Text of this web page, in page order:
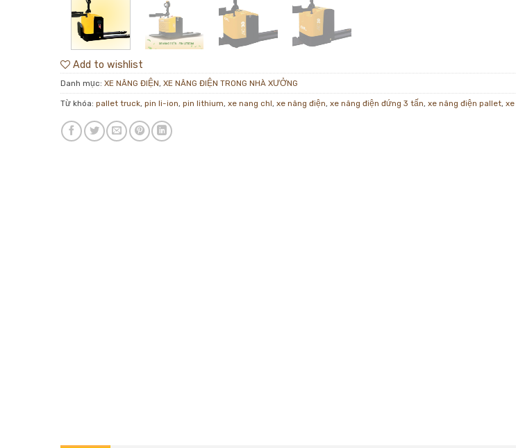
Add to wishlist
Danh mục: XE NÂNG ĐIỆN, XE NÂNG ĐIỆN TRONG NHÀ XƯỞNG
Từ khóa: pallet truck, pin li-ion, pin lithium, xe nang chl, xe nâng điện, xe nâng điện đứng 3 tấn, xe nâng điện pallet,